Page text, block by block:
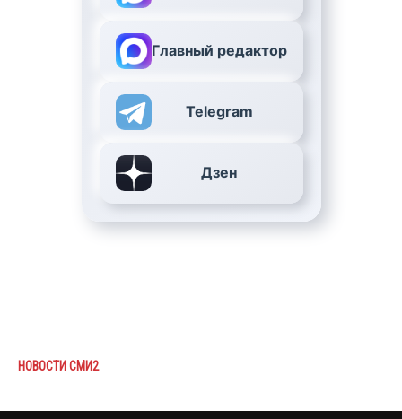
Главный редактор
Telegram
Дзен
НОВОСТИ СМИ2